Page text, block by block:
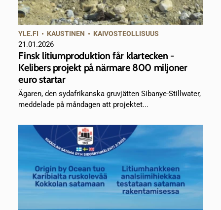
YLE.FI • KAUSTINEN • KAIVOSTEOLLISUUS
21.01.2026
Finsk litiumproduktion får klartecken -
Kelibers projekt på närmare 800 miljoner
euro startar
Ägaren, den sydafrikanska gruvjätten Sibanye-Stillwater,
meddelade på måndagen att projektet...